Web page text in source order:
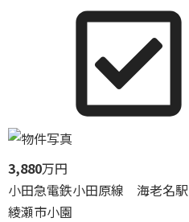
3,880万円
小田急電鉄小田原線 海老名駅
綾瀬市小園